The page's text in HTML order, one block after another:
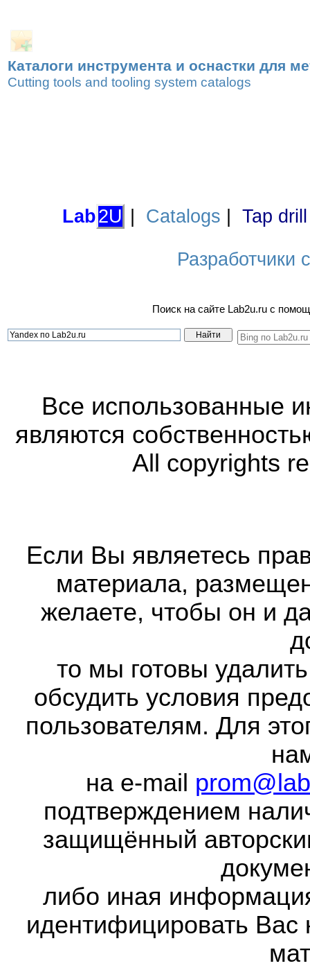
Каталоги инструмента и оснастки для
Cutting tools and tooling system catalogs
Lab2U Catalogs Tap
Разработчики
Поиск на сайте Lab2u.ru с
Все использованные
являются
All copyrights
Если Вы являетесь
материала,
желаете, чтобы он и
то мы готовы
обсудить условия
пользователям. Для
на e-mail
подтверждением
защищённый
либо иная
идентифицировать Вас